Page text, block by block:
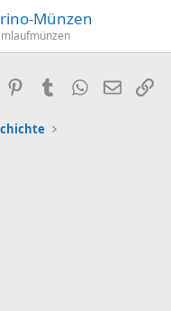
Münzen
PinterestTumblrWhatsApp
E-MailLink